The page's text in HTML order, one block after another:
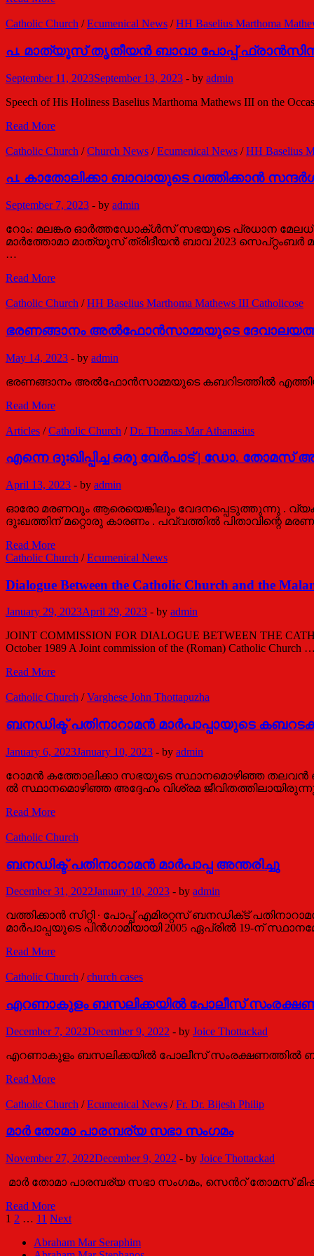
ണ​
യ
ഐ​
ക്യ​
ത്തി​
ലേ​
ക്കെ​
ത്തു​
യാ​
പ.
കാതോലിക്കാ
ബാവായുമായി
അഭിമുഖം
Catholic Church /Ecumenical News /HH Baselius Marthoma
പ. മാത്യൂസ് തൃതീയന്‍ ബാവാ പോപ്പ്
September 11, 2023September 13, 2023 - by admin
Speech of His Holiness Baselius Marthoma Mathews III on the
പ.
തൃതീയന്‍
പോപ്പ്
കൂടിക്കാഴ്ച
നടത്തി
Read More
Catholic Church /Church News /Ecumenical News /HH Baselius
പ. കാതോലിക്കാ ബാവായുടെ വത്തിക്കാന്‍
September 7, 2023 - by admin
റോം: മലങ്കര ഓര്‍ത്തഡോക്ള്‍സ് സഭയുടെ പ്രധാന
മാര്‍ത്തോമാ മാത്യൂസ് ത്രിദീയന്‍ ബാവ 2023
…
പ.
ബാവായുടെ
സന്ദര്‍ശനം
സെപ്റ്റംബര്‍
9
മുതല്‍
12
Read More
Catholic Church /HH Baselius Marthoma Mathews III Catholicose
ഭരണങ്ങാനം അൽഫോൻസാമ്മയുടെ
May 14, 2023 - by admin
ഭരണങ്ങാനം അൽഫോൻസാമ്മയുടെ കബറിടത്തില്‍
ഭരണങ്ങാനം
ദേവാലയത്തിലെത്തിയ
ബസ്സേലിയോസ്
മാർത്തോമാ
മാത്യൂസ്
തൃതീയൻ
കാതോലിക്കാ
ബാവ
Read More
Articles /Catholic Church /Dr. Thomas Mar Athanasius
എന്നെ ദുഃഖിപ്പിച്ച ഒരു വേർപാട് | ഡോ.
April 13, 2023 - by admin
ഓരോ മരണവും ആരെയെങ്കിലും വേദനപ്പെടുത്തുന്നു .
ദുഃഖത്തിന് മറ്റൊരു കാരണം . പവ്വത്തിൽ പിതാവിന്റെ
എന്നെ
ദുഃഖിപ്പിച്ച
വേർപാട്
|
ഡോ.
തോമസ്
അത്താനാസിയോസ്
മെത്രാപ്പോലീത്ത
Read More
Catholic Church /Ecumenical News
Dialogue Between the Catholic Church and the
January 29, 2023April 29, 2023 - by admin
JOINT COMMISSION FOR DIALOGUE BETWEEN THE
October 1989 A Joint commission of the (Roman) Catholic Church …
Dialogue
the
Church
and the
Malankara
Orthodox
Church:
Report
the
Meeting
Read More
Catholic Church /Varghese John Thottapuzha
ബനഡിക്ട് പതിനാറാമന്‍ മാര്‍പാപ്പായുടെ
January 6, 2023January 10, 2023 - by admin
റോമന്‍ കത്തോലിക്കാ സഭയുടെ സ്ഥാനമൊഴിഞ്ഞ തലവന്‍
ല്‍ സ്ഥാനമൊഴിഞ്ഞ അദ്ദേഹം വിശ്രമ
ബനഡിക്ട്
മാര്‍പാപ്പായുടെ
നടത്തി
Read More
Catholic Church
ബ​ന​ഡി​ക്ട് പതിനാറാമ​​ൻ മാ​ർ​പാ​പ്പ​ അന്തരിച്ചു
December 31, 2022January 10, 2023 - by admin
വത്തിക്കാൻ സിറ്റി ∙ പോപ്പ് എമിരറ്റസ് ബനഡിക്‌ട്
മാർപാപ്പയുടെ പിന്‍ഗാമിയായി 2005 ഏപ്രില്‍ 19-ന്
ബ​
ഡി​
പതിനാറാമ​​
ൻ
മാ​
ർ​
പാ​
പ്പ​
അന്തരിച്ചു
Read More
Catholic Church /church cases
എറണാകുളം ബസലിക്കയില്‍ പോലീസ്
December 7, 2022December 9, 2022 - by Joice Thottackad
എറണാകുളം ബസലിക്കയില്‍ പോലീസ് സംരക്ഷണത്തില്‍
എറണാകുളം
പോലീസ്
ബലി
|
കുര്യൻ
ജോസഫ്
Read More
Catholic Church /Ecumenical News /Fr. Dr. Bijesh Philip
മാര്‍ തോമാ പാരമ്പര്യ സഭാ സംഗമം
November 27, 2022December 9, 2022 - by Joice Thottackad
മാര്‍ തോമാ പാരമ്പര്യ സഭാ സംഗമം, സെന്‍റ് തോമസ്
മാര്‍
തോമാ
സഭാ
Read More
Posts
pagination
1 2 … 11 Next
Abraham Mar Seraphim